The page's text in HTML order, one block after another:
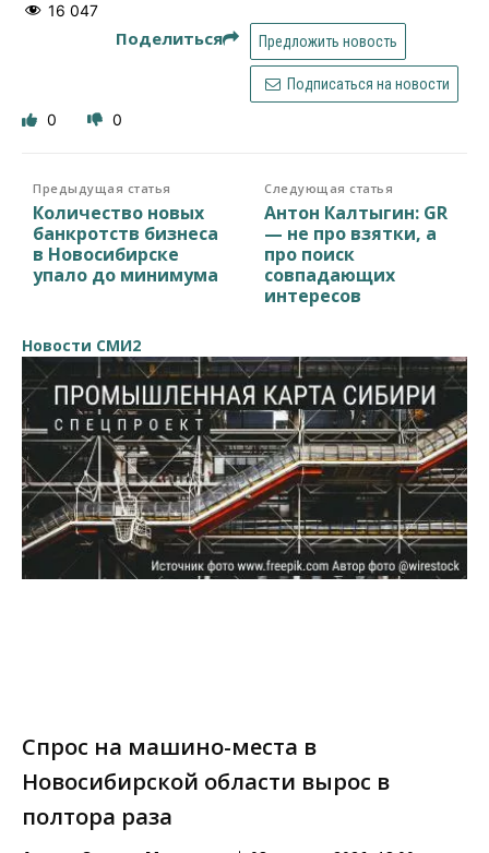
16 047
Поделиться Предложить новость
Подписаться на новости
0 0
Предыдущая статья
Количество новых
банкротств бизнеса
в Новосибирске
упало до минимума
Следующая статья
Антон Калтыгин: GR
— не про взятки, а
про поиск
совпадающих
интересов
Новости СМИ2
Спрос на машино-места в
Новосибирской области вырос в
полтора раза